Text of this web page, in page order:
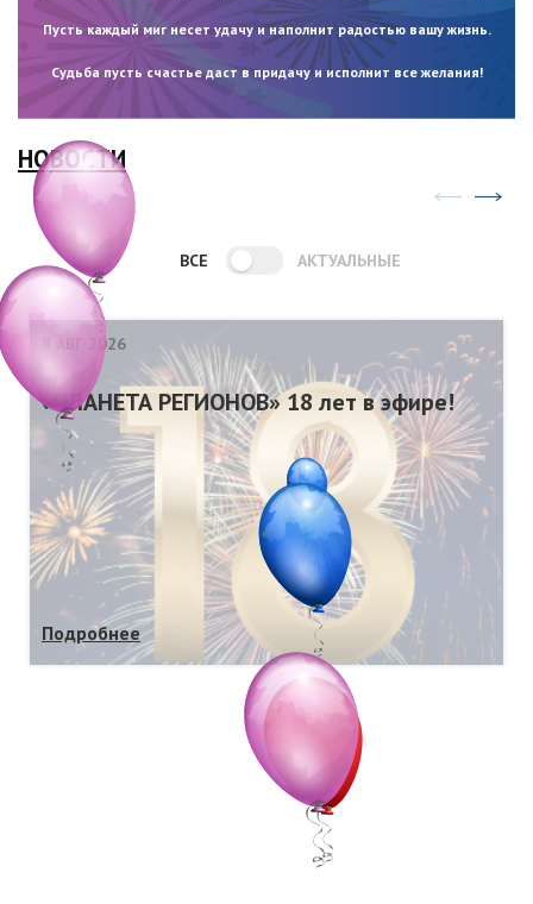
Пусть каждый миг несет удачу и наполнит радостью вашу жизнь.
Судьба пусть счастье даст в придачу и исполнит все желания!
НОВОСТИ
ВСЕ АКТУАЛЬНЫЕ
8 АВГ 2026
«ПЛАНЕТА РЕГИОНОВ» 18 лет в эфире!
Подробнее